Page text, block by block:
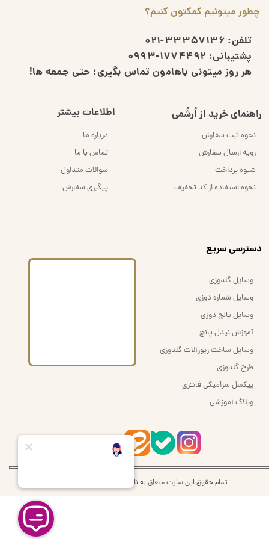
چطور میتونیم کمکتون کنیم؟
تلفن: 33357136-021
پشتیبانی: 1774492-0993
هر روز میتونی باهامون تماس بگیری؛ حتی جمعه ها!
راهنمای خرید از اُرشُمی
نحوه ثبت سفارش
رویه ارسال سفارش
شیوه پرداخت
نحوه استفاده از کد تخفیف
اطلاعات بیشتر
درباره ما
تماس با ما
سوالات متداول
پیگیری سفارش
تمام حقوق این سایت متعلق به نام اُرشُمی | orshomi می‌باشد.
​دسترسی سریع
وسایل گلدوزی
وسایل شماره دوزی
وسایل پانچ دوزی
آموزش نیدل پانچ
وسایل ساخت زیورآلات گلدوزی
طرح گلدوزی
پیکسل سرامیکی فانتزی
وبلاگ آموزشی